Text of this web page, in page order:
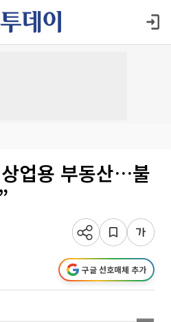
업용 부동산…불
구글 선호매체 추가